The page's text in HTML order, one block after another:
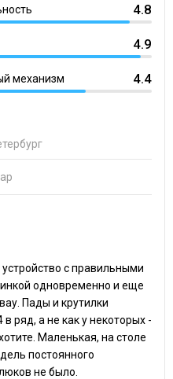
4.8
4.9
механизм 4.4
с правильными
одновременно и еще
Пады и крутилки
ряд, а не как у некоторых -
Маленькая, на столе
постоянного
не было.